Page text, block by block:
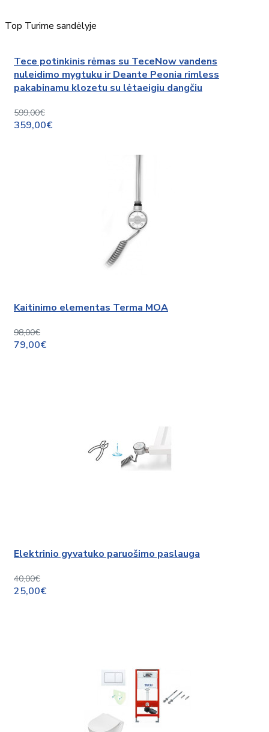
Top Turime sandėlyje
Tece potinkinis rėmas su TeceNow vandens
nuleidimo mygtuku ir Deante Peonia rimless
pakabinamu klozetu su lėtaeigiu dangčiu
599,00€
359,00€
Kaitinimo elementas Terma MOA
98,00€
79,00€
Elektrinio gyvatuko paruošimo paslauga
40,00€
25,00€